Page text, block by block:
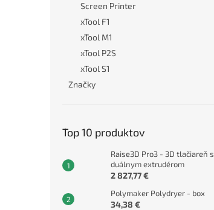
Screen Printer
xTool F1
xTool M1
xTool P2S
xTool S1
Značky
Top 10 produktov
Raise3D Pro3 - 3D tlačiareň s
duálnym extrudérom
2 827,77 €
Polymaker Polydryer - box
34,38 €